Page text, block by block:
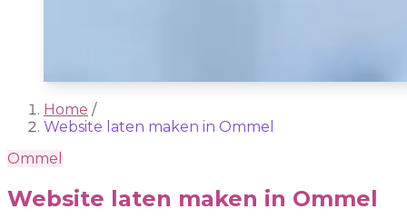
Home /
Website laten maken in Ommel
Ommel
Website laten maken in Ommel